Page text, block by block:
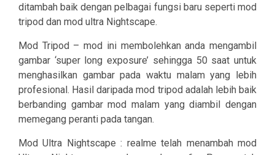
ditambah baik dengan pelbagai fungsi baru seperti mod
tripod dan mod ultra Nightscape.
Mod Tripod – mod ini membolehkan anda mengambil
gambar ‘super long exposure’ sehingga 50 saat untuk
menghasilkan gambar pada waktu malam yang lebih
profesional. Hasil daripada mod tripod adalah lebih baik
berbanding gambar mod malam yang diambil dengan
memegang peranti pada tangan.
Mod Ultra Nightscape : realme telah menambah mod